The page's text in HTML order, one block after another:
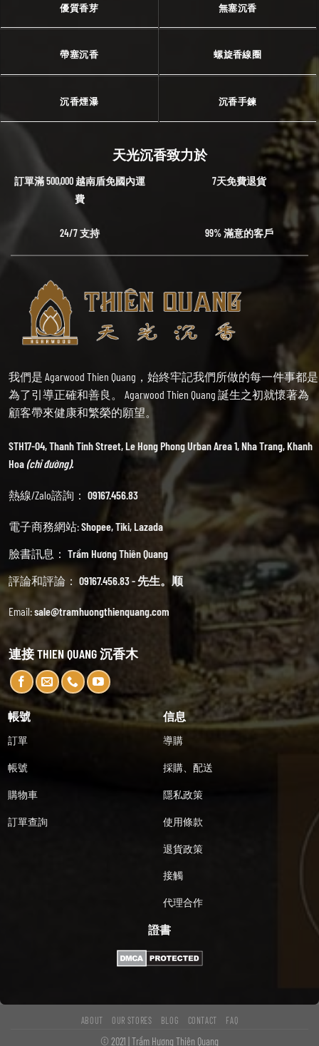
優質香芽 無塞沉香
帶塞沉香 螺旋香線圈
沉香煙瀑 沉香手鍊
天光沉香致力於
訂單滿 500,000 越南盾免國內運
費
7天免費退貨
24/7 支持 99% 滿意的客戶
我們是 Agarwood Thien Quang，始終牢記我們所做的每一件事都是
為了引導正確和善良。 Agarwood Thien Quang 誕生之初就懷著為
顧客帶來健康和繁榮的願望。
STH17-04, Thanh Tinh Street, Le Hong Phong Urban Area 1, Nha Trang, Khanh
Hoa(chỉ đường).
熱線/Zalo諮詢： 09167.456.83
電子商務網站:Shopee,Tiki,Lazada
臉書訊息： Trầm Hương Thiên Quang
評論和評論： 09167.456.83 - 先生。顺
Email:sale@tramhuongthienquang.com
連接 THIEN QUANG 沉香木
帳號
訂單
帳號
購物車
訂單查詢
信息
導購
採購、配送
隱私政策
使用條款
退貨政策
接觸
代理合作
證書
ABOUT OUR STORES BLOG CONTACT FAQ
© 2021 | Trầm Hương Thiên Quang